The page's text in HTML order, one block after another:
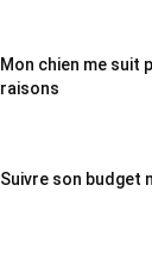
Mon chien me suit
raisons
Suivre son budget